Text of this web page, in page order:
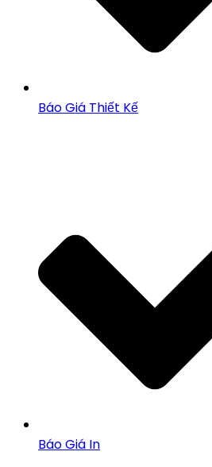
Báo Giá Thiết Kế
Báo Giá In